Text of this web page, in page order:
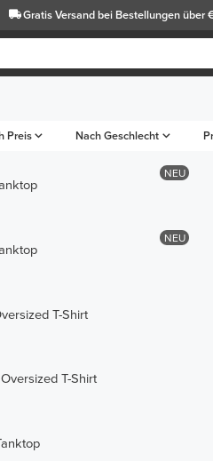
Gratis Versandbei Bestellungen über
Preis Nach Geschlecht
NEU
NEU
T-Shirt
T-Shirt